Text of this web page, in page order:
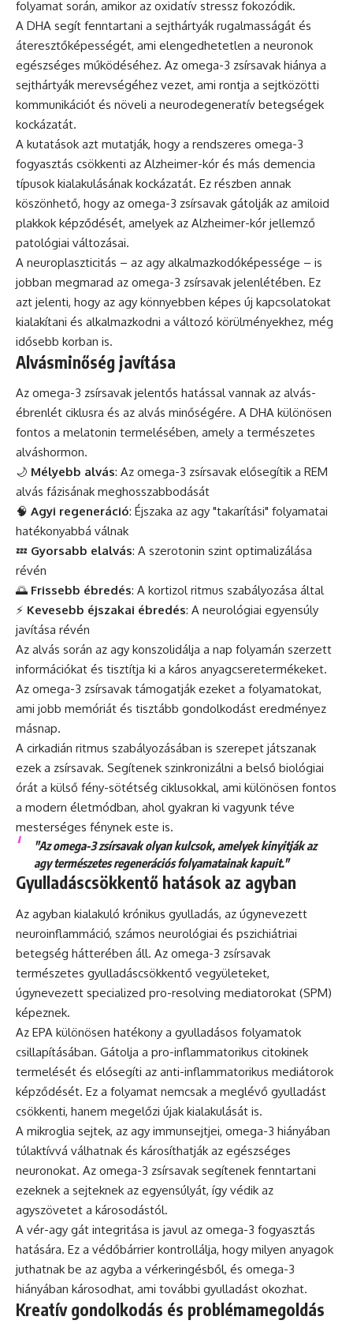
folyamat során, amikor az oxidatív stressz fokozódik.
A DHA segít fenntartani a sejthártyák rugalmasságát és
áteresztőképességét, ami elengedhetetlen a neuronok
egészséges működéséhez. Az omega-3 zsírsavak hiánya a
sejthártyák merevségéhez vezet, ami rontja a sejtközötti
kommunikációt és növeli a neurodegeneratív betegségek
kockázatát.
A kutatások azt mutatják, hogy a rendszeres omega-3
fogyasztás csökkenti az Alzheimer-kór és más demencia
típusok kialakulásának kockázatát. Ez részben annak
köszönhető, hogy az omega-3 zsírsavak gátolják az amiloid
plakkok képződését, amelyek az Alzheimer-kór jellemző
patológiai változásai.
A neuroplaszticitás – az agy alkalmazkodóképessége – is
jobban megmarad az omega-3 zsírsavak jelenlétében. Ez
azt jelenti, hogy az agy könnyebben képes új kapcsolatokat
kialakítani és alkalmazkodni a változó körülményekhez, még
idősebb korban is.
Alvásminőség javítása
Az omega-3 zsírsavak jelentős hatással vannak az alvás-
ébrenlét ciklusra és az alvás minőségére. A DHA különösen
fontos a melatonin termelésében, amely a természetes
alváshormon.
🌙 Mélyebb alvás: Az omega-3 zsírsavak elősegítik a REM
alvás fázisának meghosszabbodását
🧠 Agyi regeneráció: Éjszaka az agy "takarítási" folyamatai
hatékonyabbá válnak
💤 Gyorsabb elalvás: A szerotonin szint optimalizálása
révén
🌅 Frissebb ébredés: A kortizol ritmus szabályozása által
⚡ Kevesebb éjszakai ébredés: A neurológiai egyensúly
javítása révén
Az alvás során az agy konszolidálja a nap folyamán szerzett
információkat és tisztítja ki a káros anyagcseretermékeket.
Az omega-3 zsírsavak támogatják ezeket a folyamatokat,
ami jobb memóriát és tisztább gondolkodást eredményez
másnap.
A cirkadián ritmus szabályozásában is szerepet játszanak
ezek a zsírsavak. Segítenek szinkronizálni a belső biológiai
órát a külső fény-sötétség ciklusokkal, ami különösen fontos
a modern életmódban, ahol gyakran ki vagyunk téve
mesterséges fénynek este is.
"Az omega-3 zsírsavak olyan kulcsok, amelyek kinyitják az
agy természetes regenerációs folyamatainak kapuit."
Gyulladáscsökkentő hatások az agyban
Az agyban kialakuló krónikus gyulladás, az úgynevezett
neuroinflammáció, számos neurológiai és pszichiátriai
betegség hátterében áll. Az omega-3 zsírsavak
természetes gyulladáscsökkentő vegyületeket,
úgynevezett specialized pro-resolving mediatorokat (SPM)
képeznek.
Az EPA különösen hatékony a gyulladásos folyamatok
csillapításában. Gátolja a pro-inflammatorikus citokinek
termelését és elősegíti az anti-inflammatorikus mediátorok
képződését. Ez a folyamat nemcsak a meglévő gyulladást
csökkenti, hanem megelőzi újak kialakulását is.
A mikroglia sejtek, az agy immunsejtjei, omega-3 hiányában
túlaktívvá válhatnak és károsíthatják az egészséges
neuronokat. Az omega-3 zsírsavak segítenek fenntartani
ezeknek a sejteknek az egyensúlyát, így védik az
agyszövetet a károsodástól.
A vér-agy gát integritása is javul az omega-3 fogyasztás
hatására. Ez a védőbárrier kontrollálja, hogy milyen anyagok
juthatnak be az agyba a vérkeringésből, és omega-3
hiányában károsodhat, ami további gyulladást okozhat.
Kreatív gondolkodás és problémamegoldás